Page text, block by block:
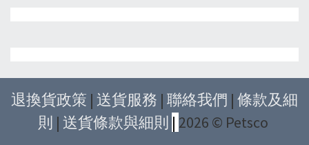
退換貨政策 | 送貨服務 | 聯絡我們 | 條款及細
則 | 送貨條款與細則 | 2026 © Petsco